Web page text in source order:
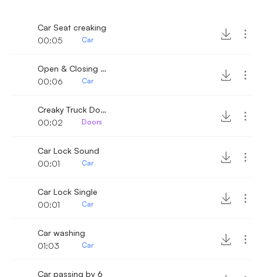
Car Seat creaking
00:05
Car
Open & Closing old trunk
00:06
Car
Creaky Truck Door
00:02
Doors
Car Lock Sound
00:01
Car
Car Lock Single
00:01
Car
Car washing
01:03
Car
Car passing by 6